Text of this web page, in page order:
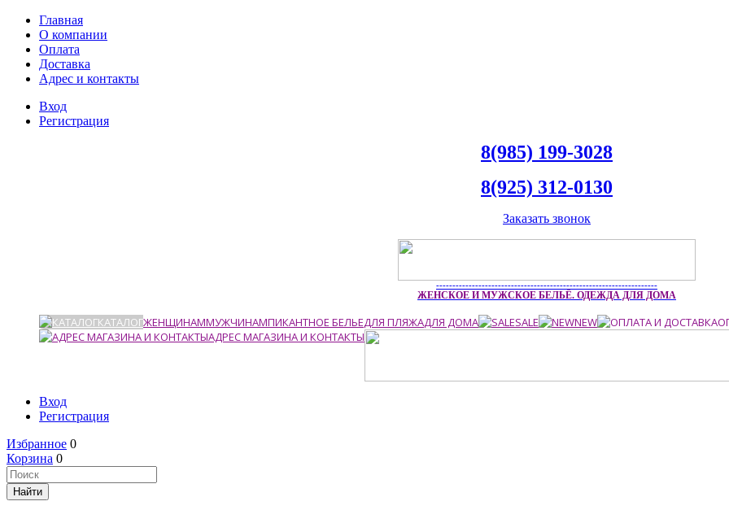
Главная
О компании
Оплата
Доставка
Адрес и контакты
Вход
Регистрация
8(985) 199-3028
8(925) 312-0130
Заказать звонок
--------------------------------------------------------------------
ЖЕНСКОЕ И МУЖСКОЕ БЕЛЬЁ. ОДЕЖДА ДЛЯ ДОМА
КАТАЛОГЖЕНЩИНАММУЖЧИНАМПИКАНТНОЕ БЕЛЬЕДЛЯ ПЛЯЖАДЛЯ ДОМА SALE NEW
АДРЕС МАГАЗИНА И КОНТАКТЫ
Вход
Регистрация
Избранное 0
Корзина 0